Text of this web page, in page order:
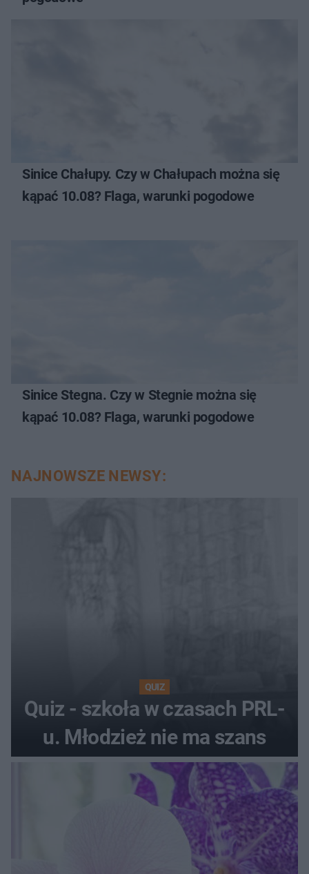
Sinice Chałupy. Czy w Chałupach można się
kąpać 10.08? Flaga, warunki pogodowe
Sinice Stegna. Czy w Stegnie można się
kąpać 10.08? Flaga, warunki pogodowe
NAJNOWSZE NEWSY:
QUIZ
Quiz - szkoła w czasach PRL-
u. Młodzież nie ma szans